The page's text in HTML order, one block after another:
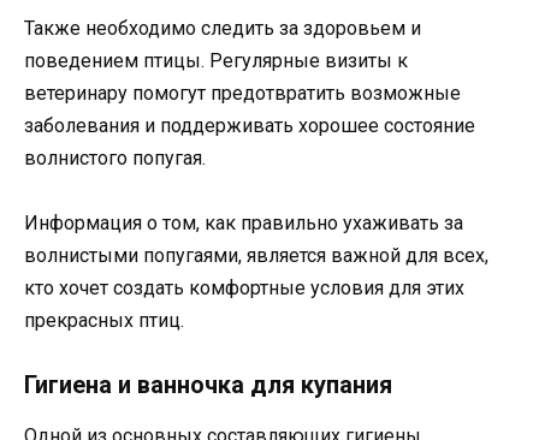
Также необходимо следить за здоровьем и
поведением птицы. Регулярные визиты к
ветеринару помогут предотвратить возможные
заболевания и поддерживать хорошее состояние
волнистого попугая.
Информация о том, как правильно ухаживать за
волнистыми попугаями, является важной для всех,
кто хочет создать комфортные условия для этих
прекрасных птиц.
Гигиена и ванночка для купания